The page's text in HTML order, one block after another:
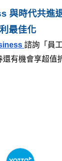
與時代共進
最佳化
諮詢「員
有機會享超值